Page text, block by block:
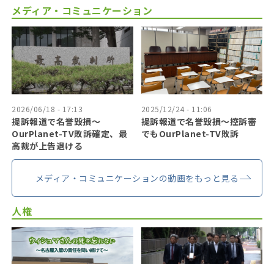
メディア・コミュニケーション
2026/06/18 - 17:13
提訴報道で名誉毀損〜
OurPlanet-TV敗訴確定、最
高裁が上告退ける
2025/12/24 - 11:06
提訴報道で名誉毀損〜控訴審
でもOurPlanet-TV敗訴
メディア・コミュニケーションの動画をもっと見る
人権